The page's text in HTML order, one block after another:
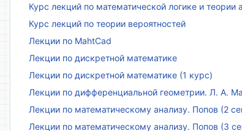
Курс лекций по математической логике и теории
Курс лекций по теории вероятностей
Лекции по MahtCad
Лекции по дискретной математике
Лекции по дискретной математике (1 курс)
Лекции по дифференциальной геометрии. Л. А.
Лекции по математическому анализу. Попов (2
Лекции по математическому анализу. Попов (3